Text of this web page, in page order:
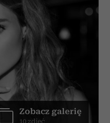
Zobacz galerię
10 zdjęć